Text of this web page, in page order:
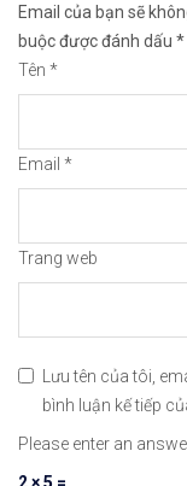
🔗https://
Email của bạn sẽ
buộc được đánh dấu *
Tên *
Email *
Trang web
Lưu tên của tôi,
bình luận kế tiếp
Please enter an